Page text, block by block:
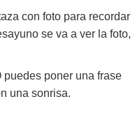
con foto para recordar
se va a ver la foto,
puedes poner una frase
una sonrisa.